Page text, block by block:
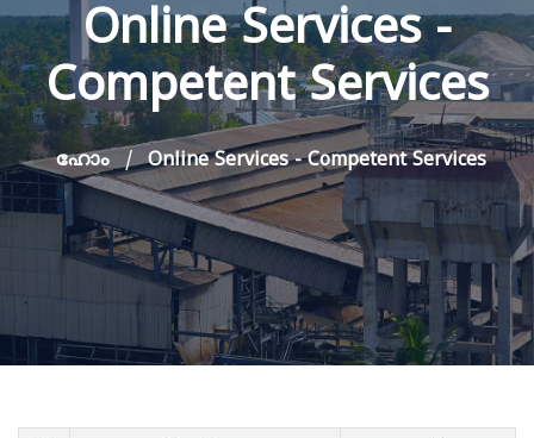
Online Services -
Competent Services
ഹോം Online Services - Competent Services